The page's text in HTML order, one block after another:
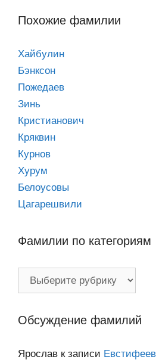
Похожие фамилии
Хайбулин
Бэнксон
Пожедаев
Зинь
Кристианович
Кряквин
Курнов
Хурум
Белоусовы
Цагарешвили
Фамилии по категориям
Фамилии
Обсуждение фамилий
Ярослав к записи Евстифеев